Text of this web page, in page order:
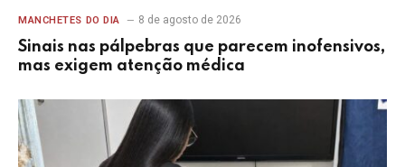
MANCHETES DO DIA 8 de agosto de 2026
Sinais nas pálpebras que parecem inofensivos,
mas exigem atenção médica